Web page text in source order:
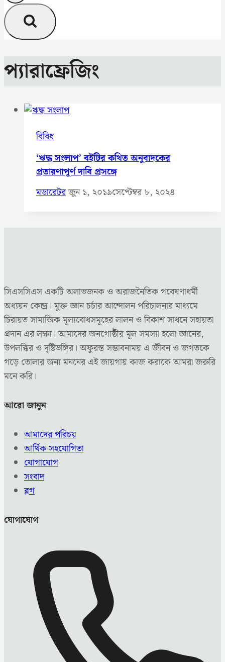
প্যারাফ্রেজিং
বিবিধ
‘ঋদ্ধ সংলাপ’ বইটির কথিত অনুবাদকের
প্রতারণাপূর্ণ দাবি প্রসঙ্গে
মডারেটরজুন ১, ২০১৯সেপ্টেম্বর ৮, ২০২৪
সিএসসিএস একটি অলাভজনক ও অরাজনৈতিক গবেষণাধর্মী
অধ্যয়ন কেন্দ্র। মুক্ত জ্ঞান চর্চার আন্দোলন পরিচালনার মাধ্যমে
চিরায়ত সামাজিক মূল্যবোধসমূহের লালন ও বিকাশ সাধনে সহায়তা
প্রদান এর লক্ষ্য। আমাদের জনগোষ্ঠীর মূল সমস্যা হলো জ্ঞানের,
উপলব্ধির ও দৃষ্টিভঙ্গির। অফুরন্ত সম্ভাবনাময় এ জীবন ও জগতকে
গড়ে তোলার জন্য মননের এই জায়গায় কাজ করাকে আমরা জরুরি
মনে করি।
আরো জানুন
আমাদের পরিচয়
আর্থিক সহযোগিতা
যোগাযোগ
সংবাদ
ব্লগ
যোগাযোগ